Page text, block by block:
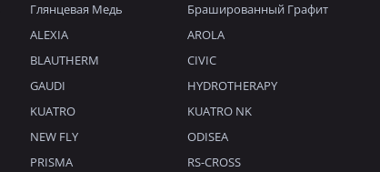
Глянцевая Медь
Брашированный Графит
ALEXIA
AROLA
BLAUTHERM
CIVIC
GAUDI
HYDROTHERAPY
KUATRO
KUATRO NK
NEW FLY
ODISEA
PRISMA RS-CROSS